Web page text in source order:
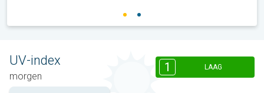
UV-index
morgen
1 LAAG